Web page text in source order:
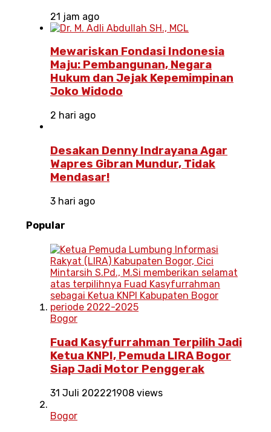
21 jam ago
Mewariskan Fondasi Indonesia
Maju: Pembangunan, Negara
Hukum dan Jejak Kepemimpinan
Joko Widodo
2 hari ago
Desakan Denny Indrayana Agar
Wapres Gibran Mundur, Tidak
Mendasar!
3 hari ago
Popular
Bogor
Fuad Kasyfurrahman Terpilih Jadi
Ketua KNPI, Pemuda LIRA Bogor
Siap Jadi Motor Penggerak
31 Juli 202221908 views
Bogor